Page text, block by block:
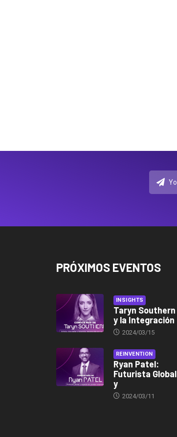
PRÓXIMOS EVENTOS
INSIGHTS
Taryn Southern
y la Integración
2024/03/15
REINVENTION
Ryan Patel:
Futurista Global
y
2024/03/11